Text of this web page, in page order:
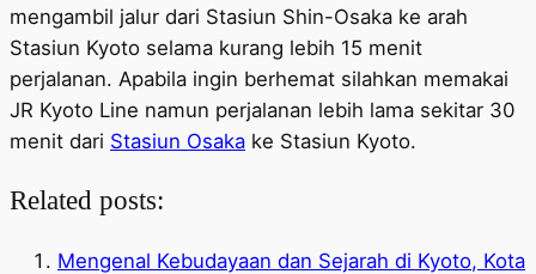
mengambil jalur dari Stasiun Shin-Osaka ke arah
Stasiun Kyoto selama kurang lebih 15 menit
perjalanan. Apabila ingin berhemat silahkan memakai
JR Kyoto Line namun perjalanan lebih lama sekitar 30
menit dari Stasiun Osaka ke Stasiun Kyoto.
Related posts:
Mengenal Kebudayaan dan Sejarah di Kyoto, Kota